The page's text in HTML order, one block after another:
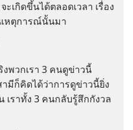
เกิด​ขึ้น​ได้​ตลอด​เวลา เรื่อง​
เหตุ​การณ์​นั้น​มา
พวก​เรา 3 คน​ดู​ข่าว​นี้​
มี​ก็​คิด​ได้​ว่า​การ​ดู​ข่าว​นี้​ยิ่ง​
เรา​ทั้ง 3 คน​กลับ​รู้สึก​กังวล​